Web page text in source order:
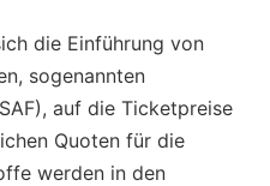
die Einführung von
sogenannten
auf die Ticketpreise
Quoten für die
werden in den